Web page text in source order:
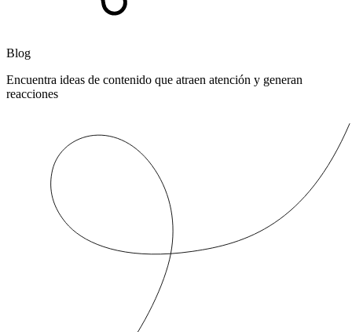
Blog
Encuentra ideas de contenido que atraen atención y generan
reacciones